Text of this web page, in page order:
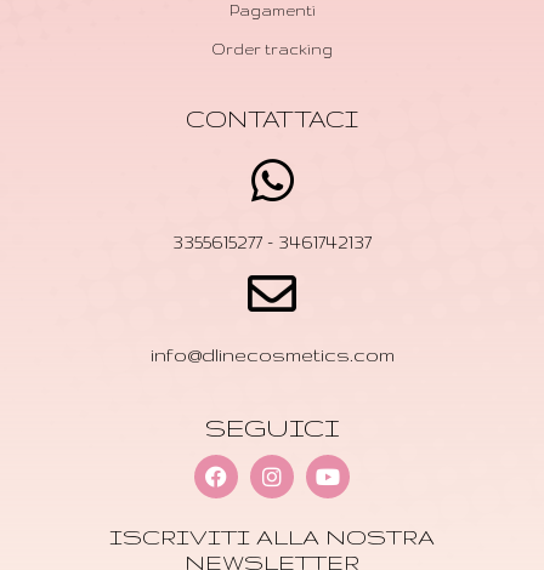
Pagamenti
Order tracking
CONTATTACI
3355615277 - 3461742137
info@dlinecosmetics.com
SEGUICI
ISCRIVITI ALLA NOSTRA
NEWSLETTER